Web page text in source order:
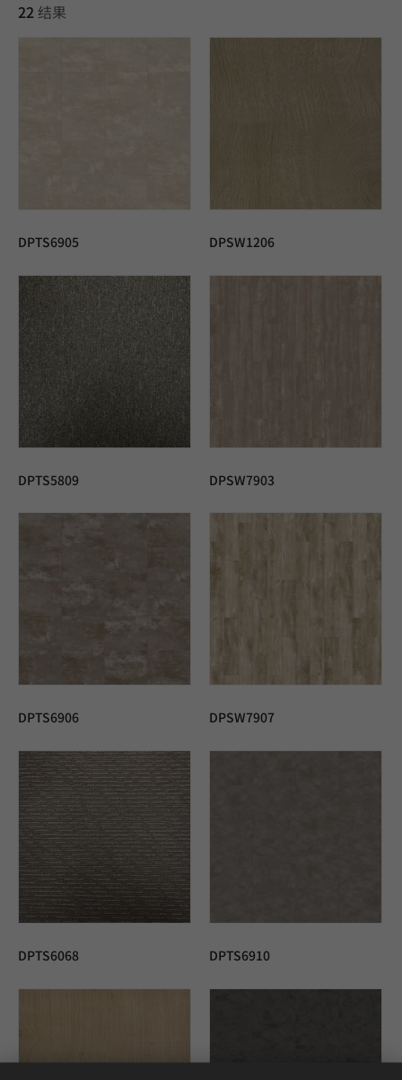
22结果
DPTS6905 DPSW1206
DPTS5809 DPSW7903
DPTS6906 DPSW7907
DPTS6068 DPTS6910